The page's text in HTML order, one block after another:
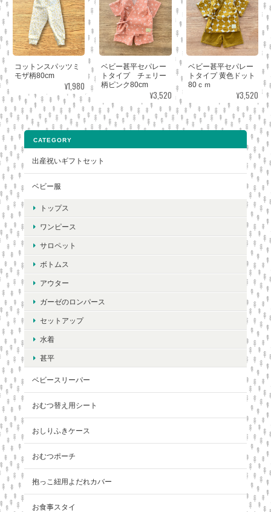
コットンスパッツミ
モザ柄80cm
¥1,980
ベビー甚平セパレー
トタイプ チェリー
柄ピンク80cm
¥3,520
ベビー甚平セパレー
トタイプ 黄色ドット
80ｃｍ
¥3,520
CATEGORY
出産祝いギフトセット
ベビー服
トップス
ワンピース
サロペット
ボトムス
アウター
ガーゼのロンパース
セットアップ
水着
甚平
ベビースリーパー
おむつ替え用シート
おしりふきケース
おむつポーチ
抱っこ紐用よだれカバー
お食事スタイ